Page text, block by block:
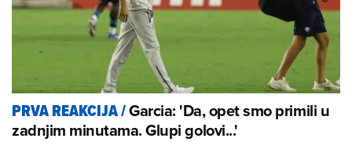
PRVA REAKCIJA/Garcia: 'Da, opet smo primili u
zadnjim minutama. Glupi golovi...'